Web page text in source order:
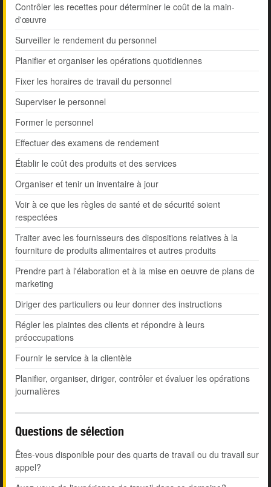
Contrôler les recettes pour déterminer le coût de la main-
d'œuvre
Surveiller le rendement du personnel
Planifier et organiser les opérations quotidiennes
Fixer les horaires de travail du personnel
Superviser le personnel
Former le personnel
Effectuer des examens de rendement
Établir le coût des produits et des services
Organiser et tenir un inventaire à jour
Voir à ce que les règles de santé et de sécurité soient
respectées
Traiter avec les fournisseurs des dispositions relatives à la
fourniture de produits alimentaires et autres produits
Prendre part à l'élaboration et à la mise en oeuvre de plans de
marketing
Diriger des particuliers ou leur donner des instructions
Régler les plaintes des clients et répondre à leurs
préoccupations
Fournir le service à la clientèle
Planifier, organiser, diriger, contrôler et évaluer les opérations
journalières
Questions de sélection
Êtes-vous disponible pour des quarts de travail ou du travail sur
appel?